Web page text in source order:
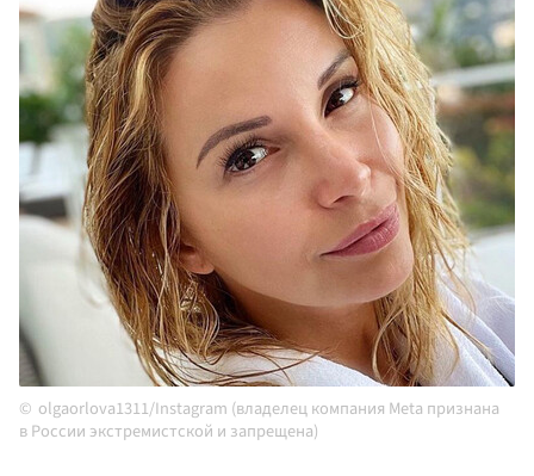
olgaorlova1311/Instagram (владелец компания Meta признана
в России экстремистской и запрещена)